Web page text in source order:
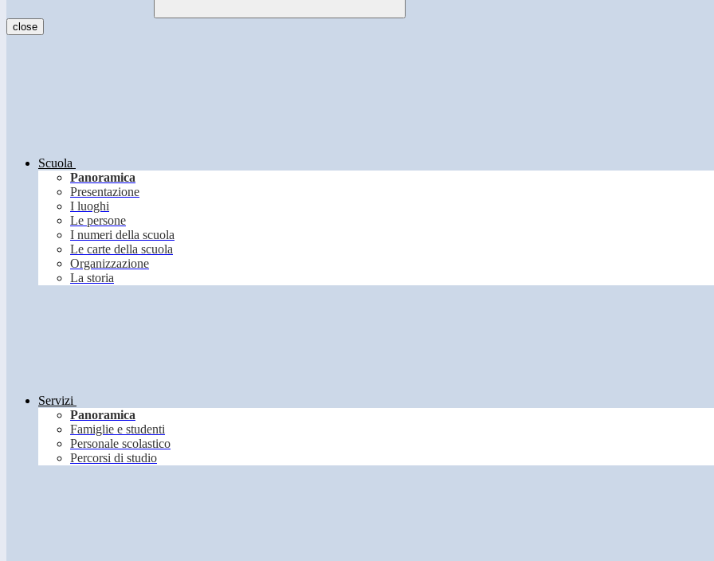
close
Scuola
Panoramica
Presentazione
I luoghi
Le persone
I numeri della scuola
Le carte della scuola
Organizzazione
La storia
Servizi
Panoramica
Famiglie e studenti
Personale scolastico
Percorsi di studio